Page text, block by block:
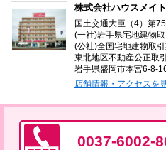
株式会社ハウスメイ
国土交通大臣（4）第
(一社)岩手県宅地建物
(公社)全国宅地建物取
東北地区不動産公正取
岩手県盛岡市本宮6-8-
店舗情報・アクセスを
0037-6002-